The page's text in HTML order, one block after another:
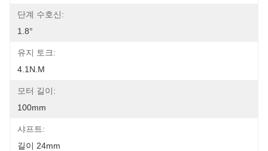
단계 수호신:
1.8°
유지 토크:
4.1N.m
모터 길이:
100mm
샤프트:
길이 24mm